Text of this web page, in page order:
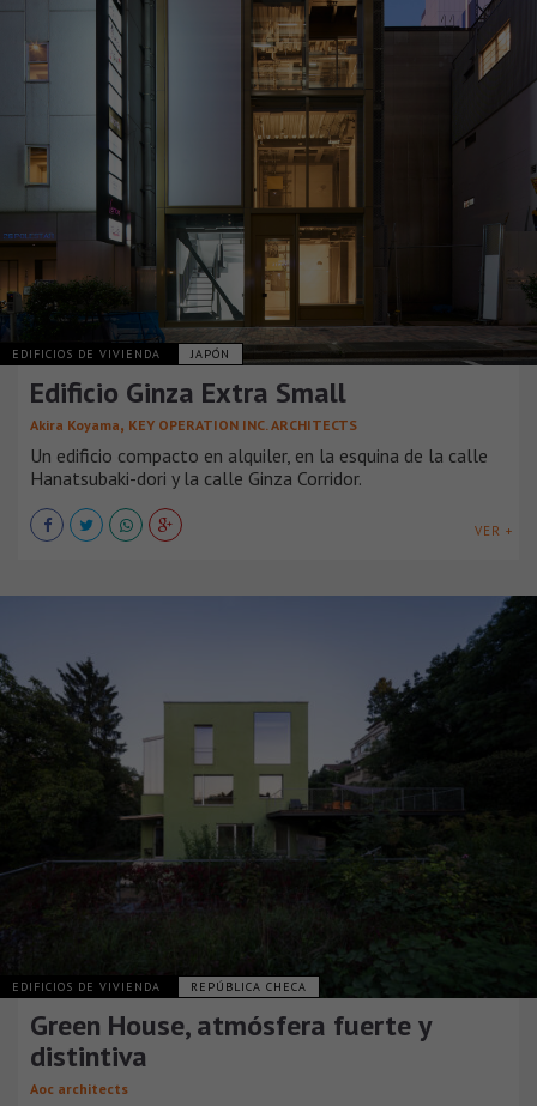
EDIFICIOS DE VIVIENDA JAPÓN
Edificio Ginza Extra Small
Akira Koyama, KEY OPERATION INC. ARCHITECTS
Un edificio compacto en alquiler, en la esquina de la calle
Hanatsubaki-dori y la calle Ginza Corridor.
VER +
EDIFICIOS DE VIVIENDA REPÚBLICA CHECA
Green House, atmósfera fuerte y
distintiva
Aoc architects